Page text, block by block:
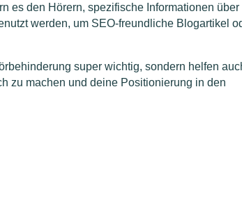
es den Hörern, spezifische Informationen über
werden, um SEO-freundliche Blogartikel
super wichtig, sondern helfen
zu machen und deine Positionierung in den